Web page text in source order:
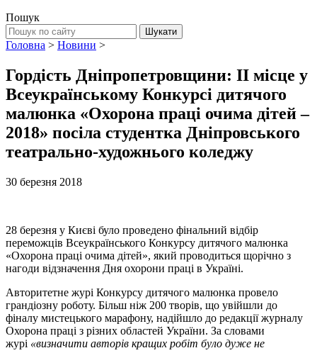
Пошук
Головна > Новини >
Гордість Дніпропетровщини: II місце у
Всеукраїнському Конкурсі дитячого
малюнка «Охорона праці очима дітей –
2018» посіла студентка Дніпровського
театрально-художнього коледжу
30 березня 2018
28 березня у Києві було проведено фінальний відбір
переможців Всеукраїнського Конкурсу дитячого малюнка
«Охорона праці очима дітей», який проводиться щорічно з
нагоди відзначення Дня охорони праці в Україні.
Авторитетне журі Конкурсу дитячого малюнка провело
грандіозну роботу. Більш ніж 200 творів, що увійшли до
фіналу мистецького марафону, надійшло до редакції журналу
Охорона праці з різних областей України. За словами
журі «визначити авторів кращих робіт було дуже не